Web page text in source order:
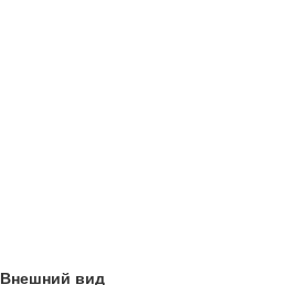
Внешний вид